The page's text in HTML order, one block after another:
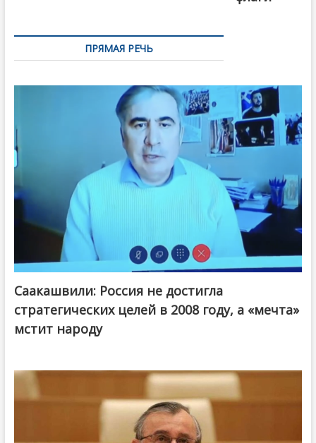
ПРЯМАЯ РЕЧЬ
Саакашвили: Россия не достигла
стратегических целей в 2008 году, а «мечта»
мстит народу